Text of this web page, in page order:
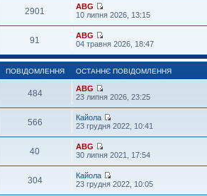
2901
ABG
10 липня 2026, 13:15
91
ABG
04 травня 2026, 18:47
ПОВІДОМЛЕННЯ ОСТАННЄ ПОВІДОМЛЕННЯ
484
ABG
23 липня 2026, 23:25
566
Кайола
23 грудня 2022, 10:41
40
ABG
30 липня 2021, 17:54
304
Кайола
23 грудня 2022, 10:05